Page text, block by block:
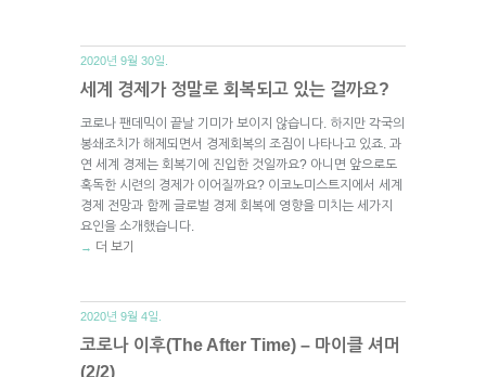
2020년 9월 30일.
세계 경제가 정말로 회복되고 있는 걸까요?
코로나 팬데믹이 끝날 기미가 보이지 않습니다. 하지만 각국의
봉쇄조치가 해제되면서 경제회복의 조짐이 나타나고 있죠. 과
연 세계 경제는 회복기에 진입한 것일까요? 아니면 앞으로도
혹독한 시련의 경제가 이어질까요? 이코노미스트지에서 세계
경제 전망과 함께 글로벌 경제 회복에 영향을 미치는 세가지
요인을 소개했습니다.
→ 더 보기
2020년 9월 4일.
코로나 이후(The After Time) – 마이클 셔머
(2/2)